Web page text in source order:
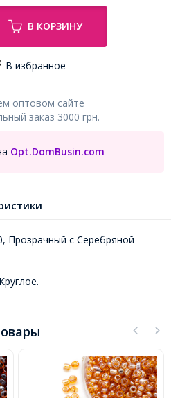
В КОРЗИНУ
В избранное
оптовом сайте
заказ 3000 грн.
Opt.DomBusin.com
Прозрачный с Серебряной